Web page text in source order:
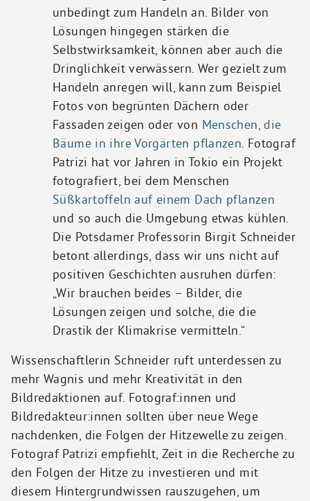
unbedingt zum Handeln an. Bilder von
Lösungen hingegen stärken die
Selbstwirksamkeit, können aber auch die
Dringlichkeit verwässern. Wer gezielt zum
Handeln anregen will, kann zum Beispiel
Fotos von begrünten Dächern oder
Fassaden zeigen oder von Menschen, die
Bäume in ihre Vorgärten pflanzen. Fotograf
Patrizi hat vor Jahren in Tokio ein Projekt
fotografiert, bei dem Menschen
Süßkartoffeln auf einem Dach pflanzen
und so auch die Umgebung etwas kühlen.
Die Potsdamer Professorin Birgit Schneider
betont allerdings, dass wir uns nicht auf
positiven Geschichten ausruhen dürfen:
„Wir brauchen beides – Bilder, die
Lösungen zeigen und solche, die die
Drastik der Klimakrise vermitteln.“
Wissenschaftlerin Schneider ruft unterdessen zu
mehr Wagnis und mehr Kreativität in den
Bildredaktionen auf. Fotograf:innen und
Bildredakteur:innen sollten über neue Wege
nachdenken, die Folgen der Hitzewelle zu zeigen.
Fotograf Patrizi empfiehlt, Zeit in die Recherche zu
den Folgen der Hitze zu investieren und mit
diesem Hintergrundwissen rauszugehen, um